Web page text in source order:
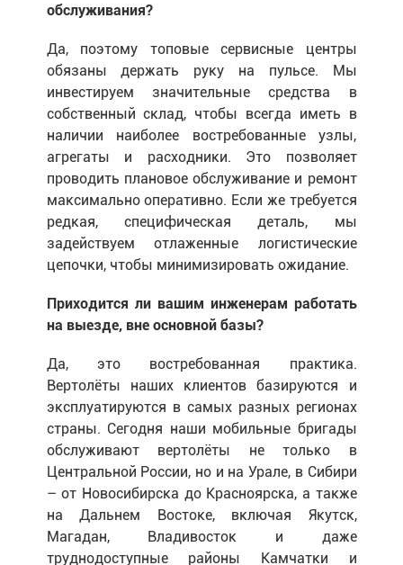
обслуживания?
Да, поэтому топовые сервисные центры
обязаны держать руку на пульсе. Мы
инвестируем значительные средства в
собственный склад, чтобы всегда иметь в
наличии наиболее востребованные узлы,
агрегаты и расходники. Это позволяет
проводить плановое обслуживание и ремонт
максимально оперативно. Если же требуется
редкая, специфическая деталь, мы
задействуем отлаженные логистические
цепочки, чтобы минимизировать ожидание.
Приходится ли вашим инженерам работать
на выезде, вне основной базы?
Да, это востребованная практика.
Вертолёты наших клиентов базируются и
эксплуатируются в самых разных регионах
страны. Сегодня наши мобильные бригады
обслуживают вертолёты не только в
Центральной России, но и на Урале, в Сибири
– от Новосибирска до Красноярска, а также
на Дальнем Востоке, включая Якутск,
Магадан, Владивосток и даже
труднодоступные районы Камчатки и